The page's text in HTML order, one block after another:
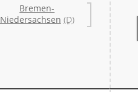
Bremen-
Niedersachsen (D)